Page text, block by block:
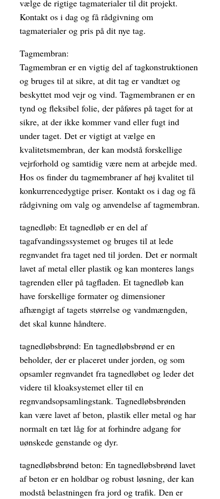
vælge de rigtige tagmaterialer til dit projekt.
Kontakt os i dag og få rådgivning om
tagmaterialer og pris på dit nye tag.
Tagmembran:
Tagmembran er en vigtig del af tagkonstruktionen
og bruges til at sikre, at dit tag er vandtæt og
beskyttet mod vejr og vind. Tagmembranen er en
tynd og fleksibel folie, der påføres på taget for at
sikre, at der ikke kommer vand eller fugt ind
under taget. Det er vigtigt at vælge en
kvalitetsmembran, der kan modstå forskellige
vejrforhold og samtidig være nem at arbejde med.
Hos os finder du tagmembraner af høj kvalitet til
konkurrencedygtige priser. Kontakt os i dag og få
rådgivning om valg og anvendelse af tagmembran.
tagnedløb: Et tagnedløb er en del af
tagafvandingssystemet og bruges til at lede
regnvandet fra taget ned til jorden. Det er normalt
lavet af metal eller plastik og kan monteres langs
tagrenden eller på tagfladen. Et tagnedløb kan
have forskellige formater og dimensioner
afhængigt af tagets størrelse og vandmængden,
det skal kunne håndtere.
tagnedløbsbrønd: En tagnedløbsbrønd er en
beholder, der er placeret under jorden, og som
opsamler regnvandet fra tagnedløbet og leder det
videre til kloaksystemet eller til en
regnvandsopsamlingstank. Tagnedløbsbrønden
kan være lavet af beton, plastik eller metal og har
normalt en tæt låg for at forhindre adgang for
uønskede genstande og dyr.
tagnedløbsbrønd beton: En tagnedløbsbrønd lavet
af beton er en holdbar og robust løsning, der kan
modstå belastningen fra jord og trafik. Den er